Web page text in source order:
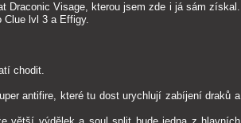
Draconic Visage, kterou jsem zde i já sám získal.
Clue lvl 3 a Effigy.
chodit.
antifire, které tu dost urychlují zabíjení draků a